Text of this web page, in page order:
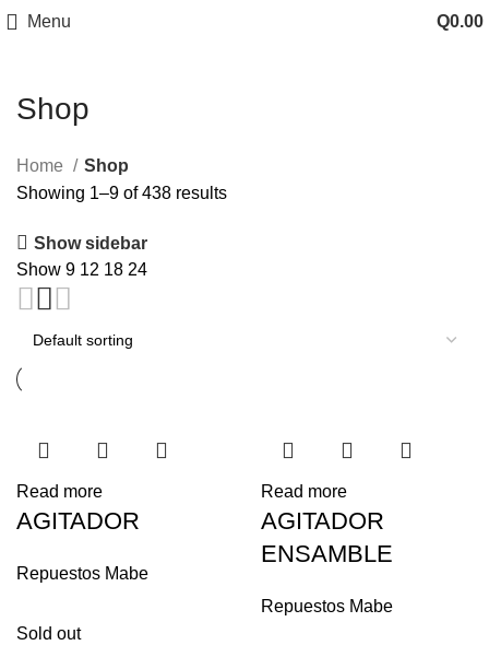
Menu Q0.00
Shop
Home
Shop
Showing 1–9 of 438 results
Show sidebar
Show 9 12 18 24
Read more
AGITADOR
Repuestos Mabe
Read more
AGITADOR
ENSAMBLE
Repuestos Mabe
Sold out